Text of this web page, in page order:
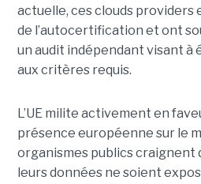
actuelle, ces clouds providers
de l’autocertification et ont
un audit indépendant visant à
aux critères requis.
L’UE milite activement en
présence européenne sur le
organismes publics craignent
leurs données ne soient